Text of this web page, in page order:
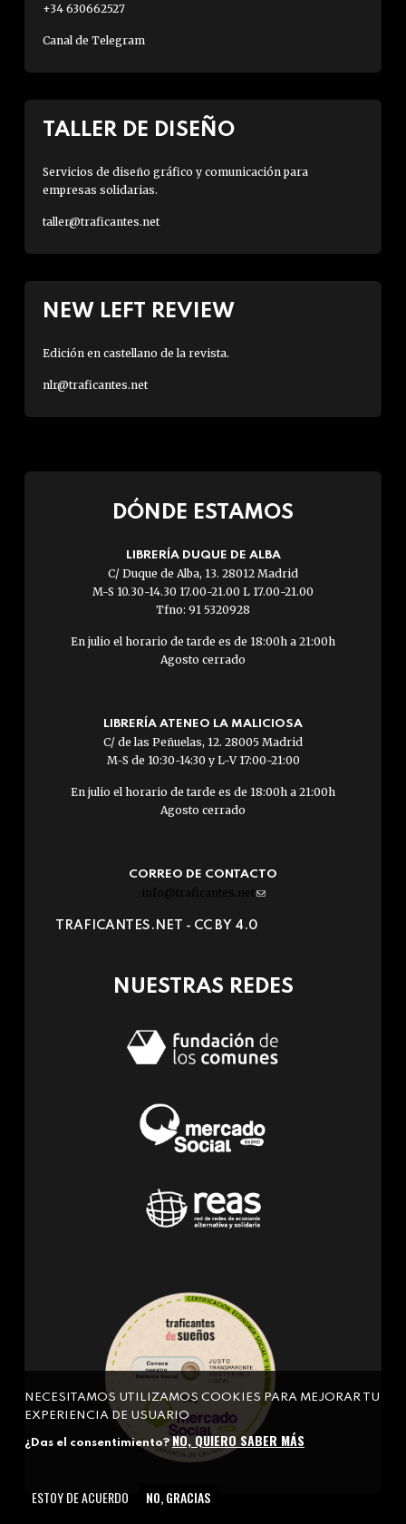
+34 630662527
Canal de Telegram
TALLER DE DISEÑO
Servicios de diseño gráfico y comunicación para
empresas solidarias.
taller@traficantes.net
NEW LEFT REVIEW
Edición en castellano de la revista.
nlr@traficantes.net
DÓNDE ESTAMOS
LIBRERÍA DUQUE DE ALBA
C/ Duque de Alba, 13. 28012 Madrid
M-S 10.30-14.30 17.00-21.00 L 17.00-21.00
Tfno: 91 5320928
En julio el horario de tarde es de 18:00h a 21:00h
Agosto cerrado
LIBRERÍA ATENEO LA MALICIOSA
C/ de las Peñuelas, 12. 28005 Madrid
M-S de 10:30-14:30 y L-V 17:00-21:00
En julio el horario de tarde es de 18:00h a 21:00h
Agosto cerrado
CORREO DE CONTACTO
info@traficantes.net (link
e-
TRAFICANTES.NET - CC BY 4.0
NUESTRAS REDES
NECESITAMOS UTILIZAMOS COOKIES PARA MEJORAR TU
EXPERIENCIA DE USUARIO
¿Das el consentimiento? NO, QUIERO SABER MÁS
ESTOY DE ACUERDO NO, GRACIAS